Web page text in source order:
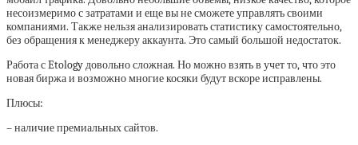
несоизмеримо с затратами и еще вы не сможете управлять своими
компаниями. Также нельзя анализировать статистику самостоятельно,
без обращения к менеджеру аккаунта. Это самый большой недостаток.
Работа с Etology довольно сложная. Но можно взять в учет то, что это
новая биржа и возможно многие косяки будут вскоре исправлены.
Плюсы:
– наличие премиальных сайтов.